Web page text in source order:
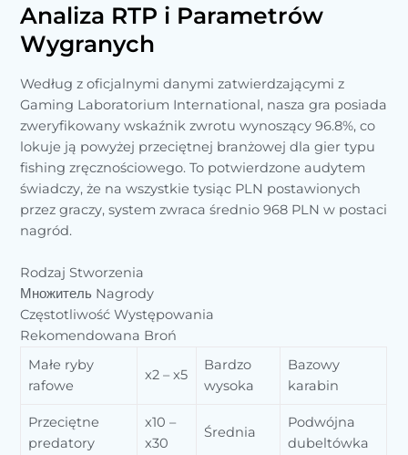
Analiza RTP i Parametrów
Wygranych
Według z oficjalnymi danymi zatwierdzającymi z
Gaming Laboratorium International, nasza gra posiada
zweryfikowany wskaźnik zwrotu wynoszący 96.8%, co
lokuje ją powyżej przeciętnej branżowej dla gier typu
fishing zręcznościowego. To potwierdzone audytem
świadczy, że na wszystkie tysiąc PLN postawionych
przez graczy, system zwraca średnio 968 PLN w postaci
nagród.
Rodzaj Stworzenia
Множитель Nagrody
Częstotliwość Występowania
Rekomendowana Broń
Małe ryby
rafowe
x2 – x5
Bardzo
wysoka
Bazowy
karabin
Przeciętne
predatory
x10 –
x30
Średnia
Podwójna
dubeltówka